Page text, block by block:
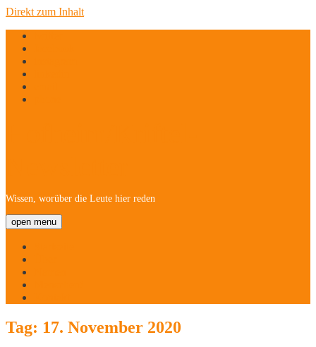
Direkt zum Inhalt
Wissen, worüber die Leute hier reden
open menu
Tag: 17. November 2020